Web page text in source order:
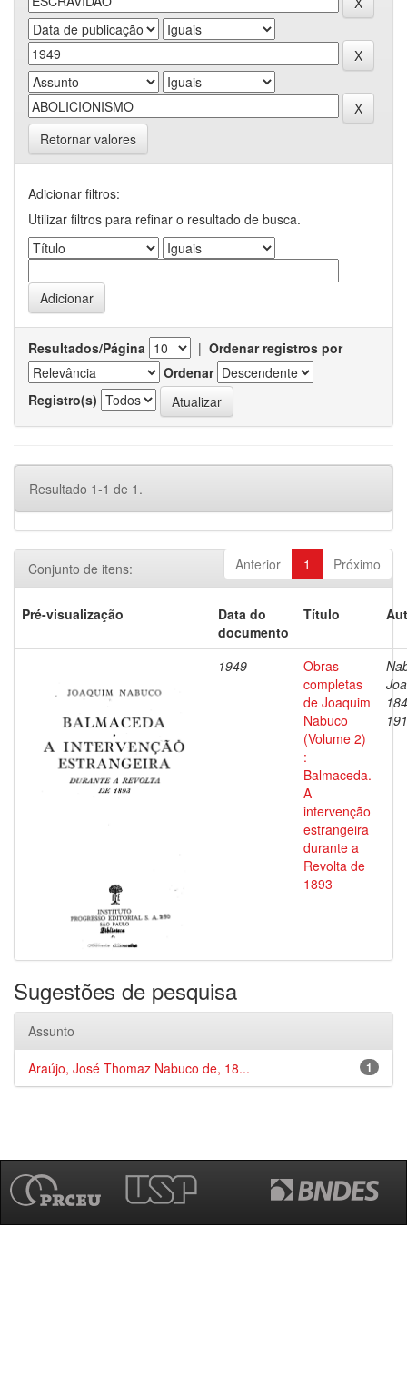
Retornar valores
Adicionar filtros:
Utilizar filtros para refinar o resultado de busca.
Resultados/Página | Ordenar registros por
Ordenar
Registro(s)
Resultado 1-1 de 1.
Anterior 1 Próximo
Conjunto de itens:
Pré-visualização
Data do
documento
Título
1949
Obras
completas
de Joaquim
Nabuco
(Volume 2)
:
Balmaceda.
A
intervenção
estrangeira
durante a
Revolta de
1893
Sugestões de pesquisa
Assunto
1
Araújo, José Thomaz Nabuco de, 18...